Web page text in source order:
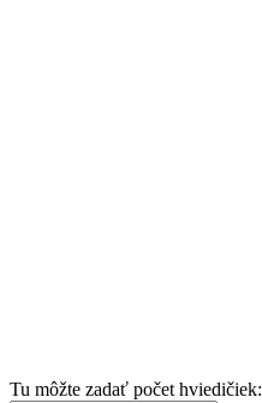
Tu môžte zadať počet hviedičiek: